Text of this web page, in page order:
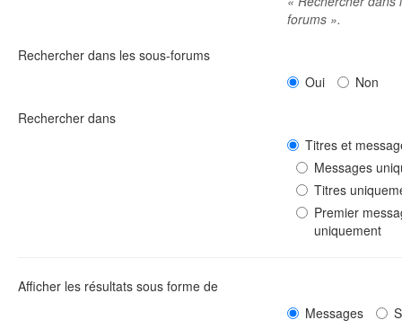
forums ».
Rechercher dans les sous-forums
Oui
Non
Rechercher dans
Titres et
Messages
Titres
Premier
uniquement
Afficher les résultats sous forme de
Messages